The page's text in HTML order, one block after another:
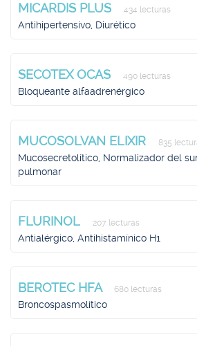
MICARDIS PLUS 434 lecturas
Antihipertensivo, Diurético
SECOTEX OCAS 490 lecturas
Bloqueante alfaadrenérgico
MUCOSOLVAN ELIXIR 835
Mucosecretolítico, Normalizador del
pulmonar
FLURINOL 207 lecturas
Antialérgico, Antihistamínico H1
BEROTEC HFA 680 lecturas
Broncospasmolítico